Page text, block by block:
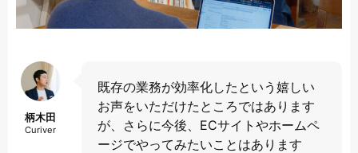
柄木田
Curiver
既存の業務が効率化したという嬉しい
お声をいただけたところではあります
が、さらに今後、ECサイトやホームペ
ージでやってみたいことはあります